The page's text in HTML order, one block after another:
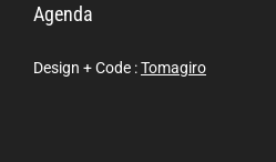
Agenda
Design + Code :Tomagiro